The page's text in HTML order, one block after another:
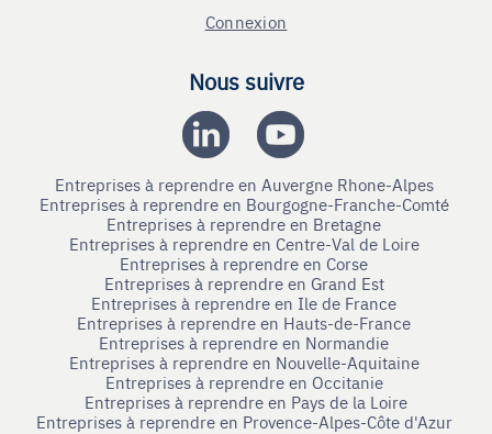
Connexion
Nous suivre
Entreprises à reprendre en Auvergne Rhone-Alpes
Entreprises à reprendre en Bourgogne-Franche-Comté
Entreprises à reprendre en Bretagne
Entreprises à reprendre en Centre-Val de Loire
Entreprises à reprendre en Corse
Entreprises à reprendre en Grand Est
Entreprises à reprendre en Ile de France
Entreprises à reprendre en Hauts-de-France
Entreprises à reprendre en Normandie
Entreprises à reprendre en Nouvelle-Aquitaine
Entreprises à reprendre en Occitanie
Entreprises à reprendre en Pays de la Loire
Entreprises à reprendre en Provence-Alpes-Côte d'Azur